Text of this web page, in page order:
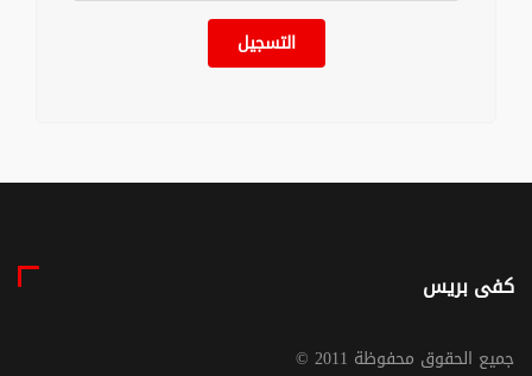
التسجيل
كفى بريس
© جميع الحقوق محفوظة 2011